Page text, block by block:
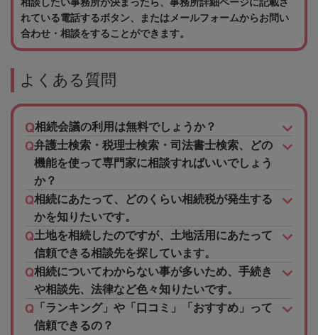
れている電話するボタン、またはメールフォームからお問い
合わせ・相談をすることができます。
よくある質問
相続会議の利用は無料でしょうか？
弁護士検索・税理士検索・司法書士検索、どの
機能を使って専門家に相談すればいいでしょう
か？
相続にあたって、どのくらい相続税が発生する
かを知りたいです。
土地を相続したのですが、土地活用にあたって
信頼できる相談先を探しています。
相続についてわからない事が多いため、手続き
や相談先、法律など色々知りたいです。
「ランキング」や「口コミ」「おすすめ」って
信頼できるの？